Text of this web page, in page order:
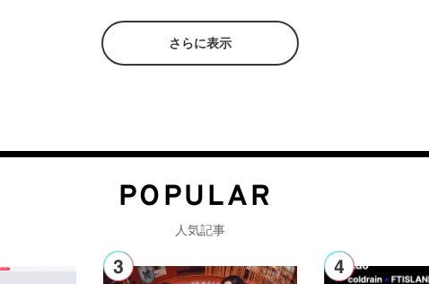
さらに表示
POPULAR
人気記事